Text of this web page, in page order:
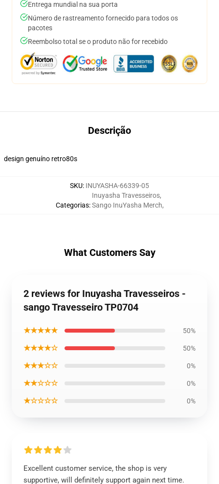
Entrega mundial na sua porta
Número de rastreamento fornecido para todos os
pacotes
Reembolso total se o produto não for recebido
Descrição
design genuíno retro80s
SKU: INUYASHA-66339-05
Categorias:
Inuyasha Travesseiros,
Sango InuYasha Merch,
What Customers Say
2 reviews for Inuyasha Travesseiros -
sango Travesseiro TP0704
★★★★★ 50%
★★★★☆ 50%
★★★☆☆ 0%
★★☆☆☆ 0%
★☆☆☆☆ 0%
Excellent customer service, the shop is very
supportive, will definitely support again next time.